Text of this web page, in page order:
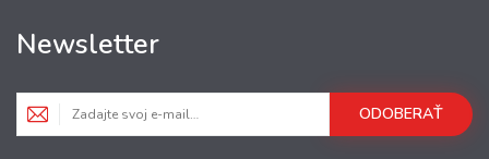
Newsletter
ODOBERAŤ